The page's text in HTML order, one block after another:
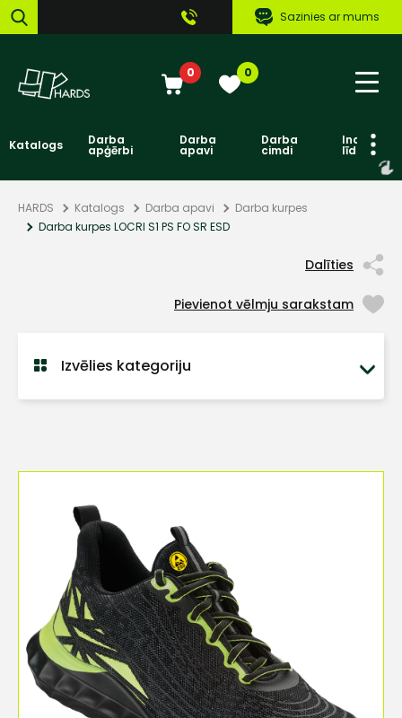
Sazinies ar mums
0 0
Katalogs Darba
apģērbi
Darba
apavi
Darba
cimdi līdzekļi
HARDS Katalogs Darba apavi
Darba kurpes
Darba kurpes LOCRI S1 PS FO SR ESD
Dalīties
Pievienot vēlmju sarakstam
Izvēlies kategoriju